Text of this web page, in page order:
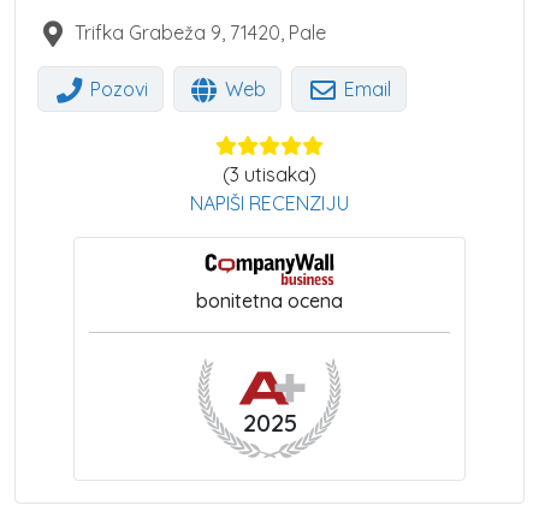
Trifka Grabeža 9 71420 Pale
Pozovi Web Email
(3 utisaka)
NAPIŠI RECENZIJU
bonitetna ocena
2025